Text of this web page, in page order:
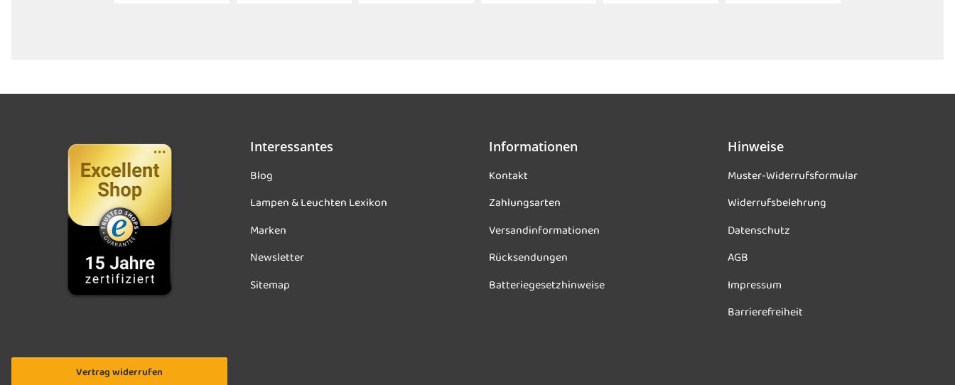
Interessantes
Blog
Lampen & Leuchten Lexikon
Marken
Newsletter
Sitemap
Informationen
Kontakt
Zahlungsarten
Versandinformationen
Rücksendungen
Batteriegesetzhinweise
Hinweise
Muster-Widerrufsformular
Widerrufsbelehrung
Datenschutz
AGB
Impressum
Barrierefreiheit
Vertrag widerrufen